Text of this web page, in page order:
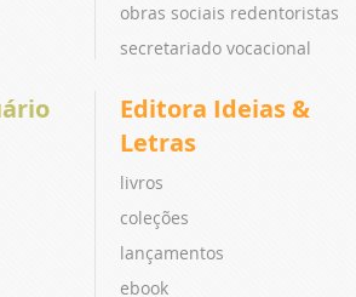
obras sociais redentoristas
secretariado vocacional
Editora Ideias &
Letras
livros
coleções
lançamentos
ebook